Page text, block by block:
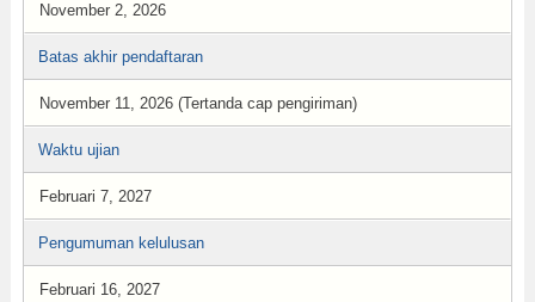
November 2, 2026
Batas akhir pendaftaran
November 11, 2026 (Tertanda cap pengiriman)
Waktu ujian
Februari 7, 2027
Pengumuman kelulusan
Februari 16, 2027